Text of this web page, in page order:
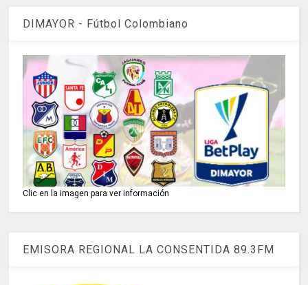
DIMAYOR - Fútbol Colombiano
Clic en la imagen para ver información
EMISORA REGIONAL LA CONSENTIDA 89.3FM